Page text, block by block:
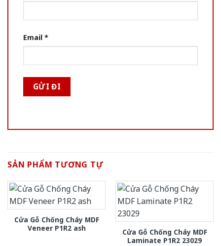
Email *
SẢN PHẨM TƯƠNG TỰ
Cửa Gỗ Chống Cháy MDF
Veneer P1R2 ash
Cửa Gỗ Chống Cháy MDF
Laminate P1R2 23029